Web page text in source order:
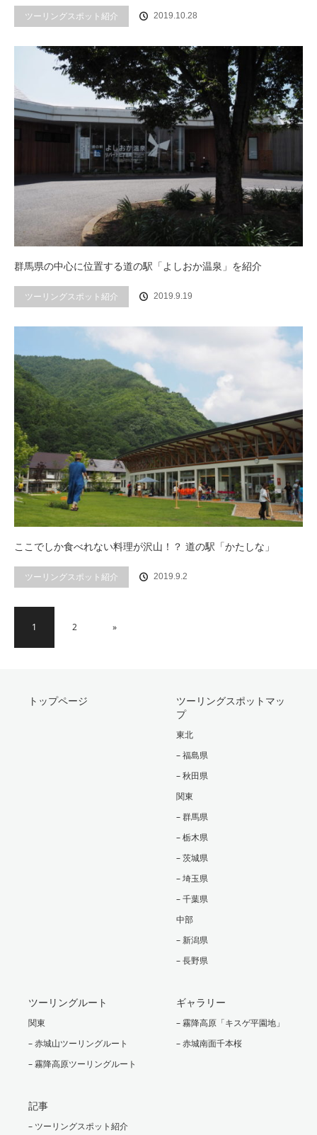
ツーリングスポット紹介 2019.10.28
群馬県の中心に位置する道の駅「よしおか温泉」を紹介
ツーリングスポット紹介 2019.9.19
ここでしか食べれない料理が沢山！？ 道の駅「かたしな」
ツーリングスポット紹介 2019.9.2
1 2 »
トップページ
ツーリングスポットマッ
プ
東北
– 福島県
– 秋田県
関東
– 群馬県
– 栃木県
– 茨城県
– 埼玉県
– 千葉県
中部
– 新潟県
– 長野県
ツーリングルート
関東
– 赤城山ツーリングルート
– 霧降高原ツーリングルート
ギャラリー
– 霧降高原「キスゲ平園地」
– 赤城南面千本桜
記事
– ツーリングスポット紹介